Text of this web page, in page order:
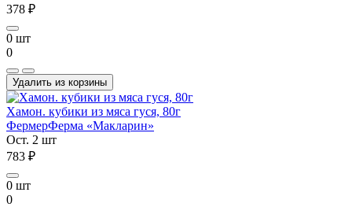
378 ₽
0 шт
0
Удалить из корзины
Хамон. кубики из мяса гуся, 80г
ФермерФерма «Макларин»
Ост. 2 шт
783 ₽
0 шт
0